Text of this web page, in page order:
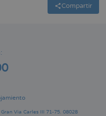
Compartir
Gran Via Carles III 71-75. 08028